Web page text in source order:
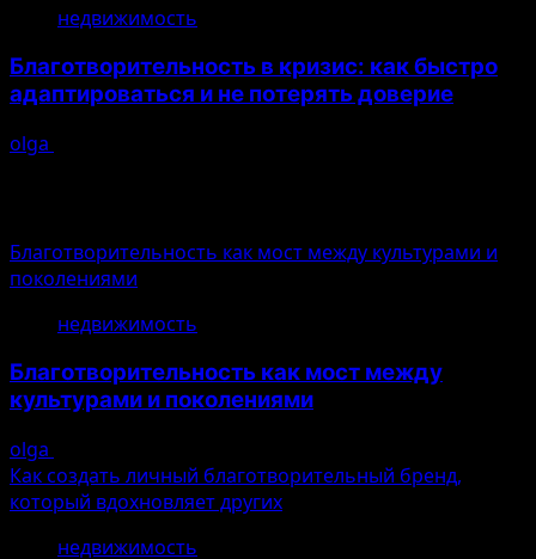
недвижимость
Благотворительность в кризис: как быстро
адаптироваться и не потерять доверие
olga
Благотворительность как мост между культурами и
поколениями
недвижимость
Благотворительность как мост между
культурами и поколениями
olga
Как создать личный благотворительный бренд,
который вдохновляет других
недвижимость